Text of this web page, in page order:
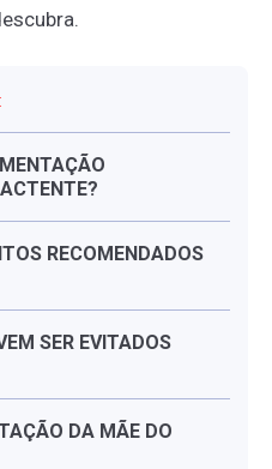
RECOMENDADOS
SER EVITADOS
DA MÃE DO